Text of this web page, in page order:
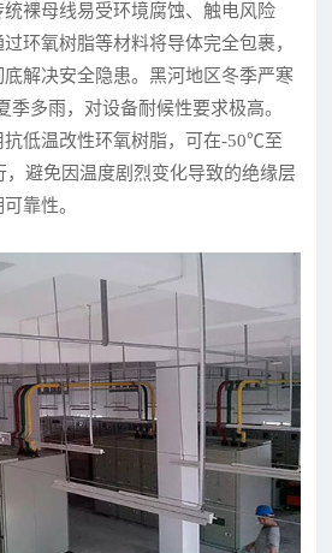
裸母线易受环境腐蚀、触电风险
环氧树脂等材料将导体完全包裹，
解决安全隐患。黑河地区冬季严寒
季多雨，对设备耐候性要求极高。
抗低温改性环氧树脂，可在-50℃至
避免因温度剧烈变化导致的绝缘层
靠性。